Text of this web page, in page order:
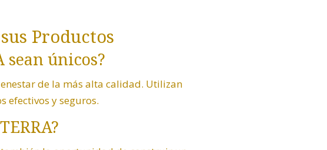
Productos
sean únicos?
de la más alta calidad. Utilizan
efectivos y seguros.